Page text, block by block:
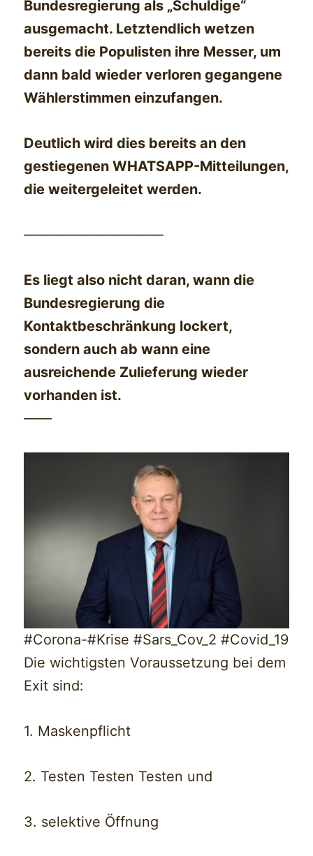
Bundesregierung als „Schuldige“
ausgemacht. Letztendlich wetzen
bereits die Populisten ihre Messer, um
dann bald wieder verloren gegangene
Wählerstimmen einzufangen.
Deutlich wird dies bereits an den
gestiegenen WHATSAPP-Mitteilungen,
die weitergeleitet werden.
——————————
Es liegt also nicht daran, wann die
Bundesregierung die
Kontaktbeschränkung lockert,
sondern auch ab wann eine
ausreichende Zulieferung wieder
vorhanden ist.
——
#Corona-#Krise #Sars_Cov_2 #Covid_19
Die wichtigsten Voraussetzung bei dem
Exit sind:
1. Maskenpflicht
2. Testen Testen Testen und
3. selektive Öffnung